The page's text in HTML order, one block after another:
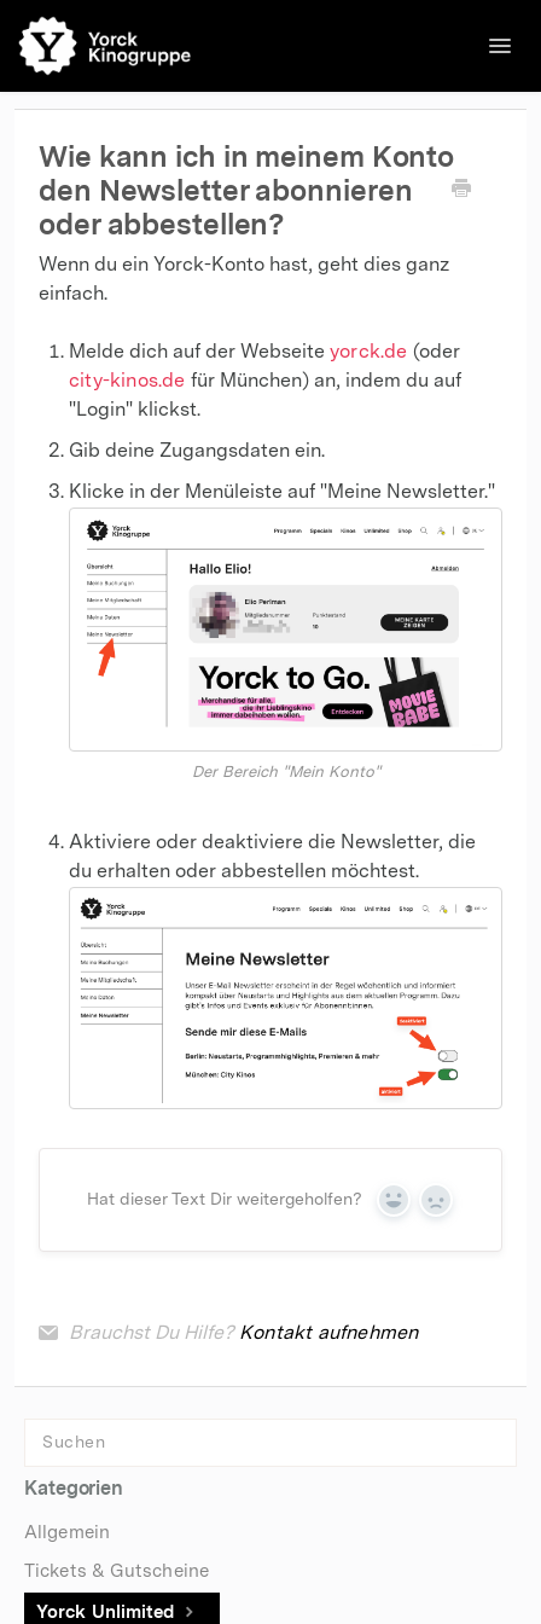
🌐English Kinos Filme Kontakt Kontakt
Wie kann ich in meinem Konto
den Newsletter abonnieren
oder abbestellen?
Wenn du ein Yorck-Konto hast, geht dies ganz
einfach.
Melde dich auf der Webseite yorck.de (oder
city-kinos.de für München) an, indem du auf
"Login" klickst.
Gib deine Zugangsdaten ein.
Klicke in der Menüleiste auf "Meine Newsletter."
Der Bereich "Mein Konto"
Aktiviere oder deaktiviere die Newsletter, die
du erhalten oder abbestellen möchtest.
Hat dieser Text Dir weitergeholfen?
Yes No
Brauchst Du Hilfe? Kontakt aufnehmen
Kategorien
Allgemein
Tickets & Gutscheine
Yorck Unlimited